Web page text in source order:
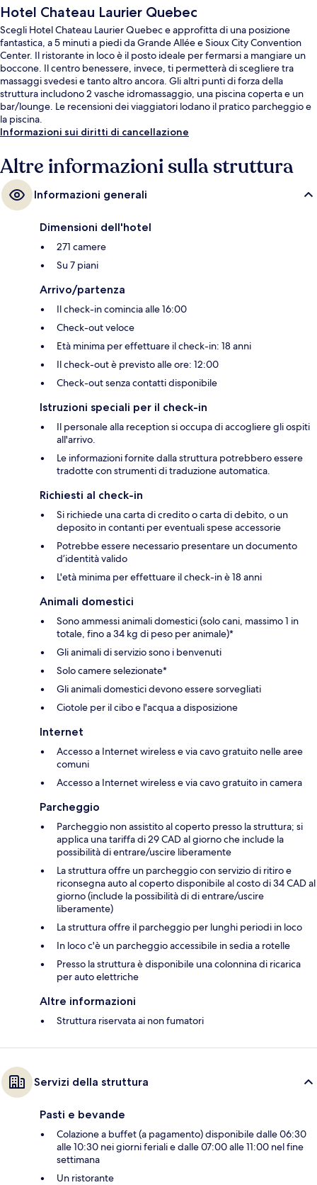
Hotel Chateau Laurier Quebec
Scegli Hotel Chateau Laurier Quebec e approfitta di una posizione
fantastica, a 5 minuti a piedi da Grande Allée e Sioux City Convention
Center. Il ristorante in loco è il posto ideale per fermarsi a mangiare un
boccone. Il centro benessere, invece, ti permetterà di scegliere tra
massaggi svedesi e tanto altro ancora. Gli altri punti di forza della
struttura includono 2 vasche idromassaggio, una piscina coperta e un
bar/lounge. Le recensioni dei viaggiatori lodano il pratico parcheggio e
la piscina.
Informazioni sui diritti di cancellazione
Altre informazioni sulla struttura
Informazioni generali
Dimensioni dell'hotel
271 camere
Su 7 piani
Arrivo/partenza
Il check-in comincia alle 16:00
Check-out veloce
Età minima per effettuare il check-in: 18 anni
Il check-out è previsto alle ore: 12:00
Check-out senza contatti disponibile
Istruzioni speciali per il check-in
Il personale alla reception si occupa di accogliere gli ospiti
all'arrivo.
Le informazioni fornite dalla struttura potrebbero essere
tradotte con strumenti di traduzione automatica.
Richiesti al check-in
Si richiede una carta di credito o carta di debito, o un
deposito in contanti per eventuali spese accessorie
Potrebbe essere necessario presentare un documento
d’identità valido
L'età minima per effettuare il check-in è 18 anni
Animali domestici
Sono ammessi animali domestici (solo cani, massimo 1 in
totale, fino a 34 kg di peso per animale)*
Gli animali di servizio sono i benvenuti
Solo camere selezionate*
Gli animali domestici devono essere sorvegliati
Ciotole per il cibo e l'acqua a disposizione
Internet
Accesso a Internet wireless e via cavo gratuito nelle aree
comuni
Accesso a Internet wireless e via cavo gratuito in camera
Parcheggio
Parcheggio non assistito al coperto presso la struttura; si
applica una tariffa di 29 CAD al giorno che include la
possibilità di entrare/uscire liberamente
La struttura offre un parcheggio con servizio di ritiro e
riconsegna auto al coperto disponibile al costo di 34 CAD al
giorno (include la possibilità di di entrare/uscire
liberamente)
La struttura offre il parcheggio per lunghi periodi in loco
In loco c'è un parcheggio accessibile in sedia a rotelle
Presso la struttura è disponibile una colonnina di ricarica
per auto elettriche
Altre informazioni
Struttura riservata ai non fumatori
Servizi della struttura
Pasti e bevande
Colazione a buffet (a pagamento) disponibile dalle 06:30
alle 10:30 nei giorni feriali e dalle 07:00 alle 11:00 nel fine
settimana
Un ristorante